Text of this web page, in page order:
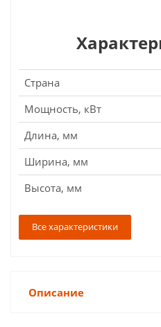
Страна
Мощность, кВт
Длина, мм
Ширина, мм
Высота, мм
Все характеристики
Описание